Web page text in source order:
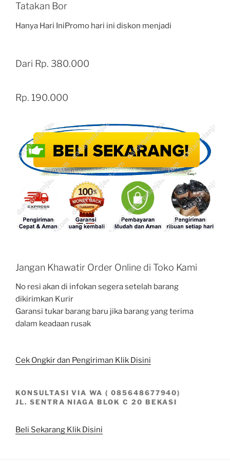
Tatakan Bor
Hanya Hari IniPromo hari ini diskon menjadi
Dari Rp. 380.000
Rp. 190.000
Jangan Khawatir Order Online di Toko Kami
No resi akan di infokan segera setelah barang
dikirimkan Kurir
Garansi tukar barang baru jika barang yang terima
dalam keadaan rusak
Cek Ongkir dan Pengiriman Klik Disini
KONSULTASI VIA WA ( 085648677940)
JL. SENTRA NIAGA BLOK C 20 BEKASI
Beli Sekarang Klik Disini